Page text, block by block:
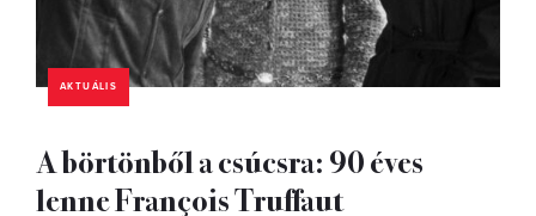
AKTUÁLIS
A börtönből a csúcsra: 90 éves
lenne François Truffaut